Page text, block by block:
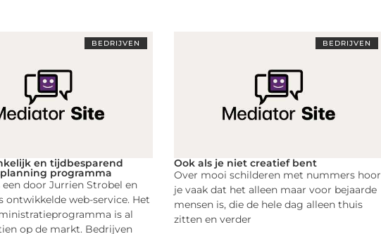
BEDRIJVEN
en tijdbesparend
programma
een door Jurrien Strobel en
ontwikkelde web-service. Het
is al
op de markt. Bedrijven
BEDRIJVEN
Ook als je niet creatief bent
Over mooi schilderen met nummers hoor
je vaak dat het alleen maar voor bejaarde
mensen is, die de hele dag alleen thuis
zitten en verder